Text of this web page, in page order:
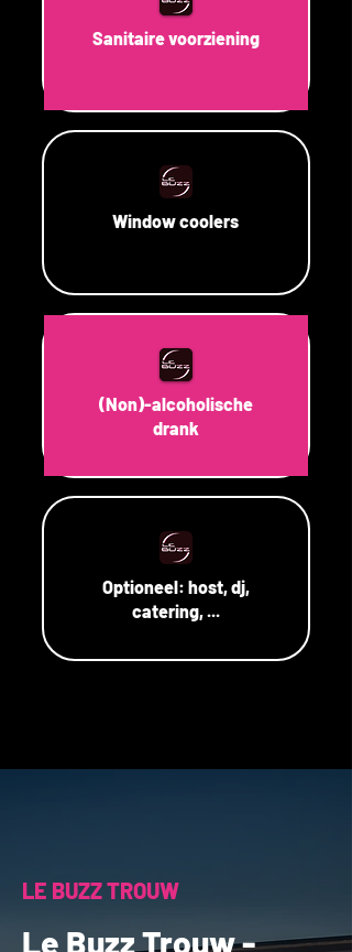
Sanitaire voorziening
Window coolers
(Non)-alcoholische
drank
Optioneel: host, dj,
catering, ...
LE BUZZ TROUW
Le Buzz Trouw -